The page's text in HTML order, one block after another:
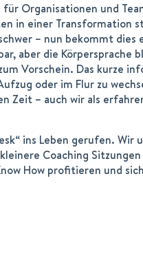
Organisationen und
in einer Transformation
– nun bekommt dies
aber die Körpersprache
Vorschein. Das kurze
oder im Flur zu
Zeit – auch wir als
ins Leben gerufen. Wir
Coaching Sitzungen
How profitieren und